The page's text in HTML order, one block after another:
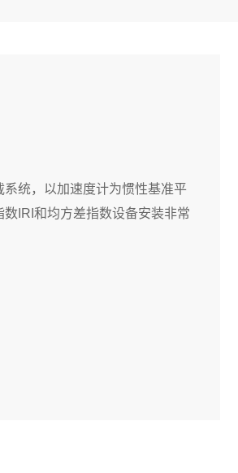
统，以加速度计为惯性基准平
IRI和均方差指数设备安装非常